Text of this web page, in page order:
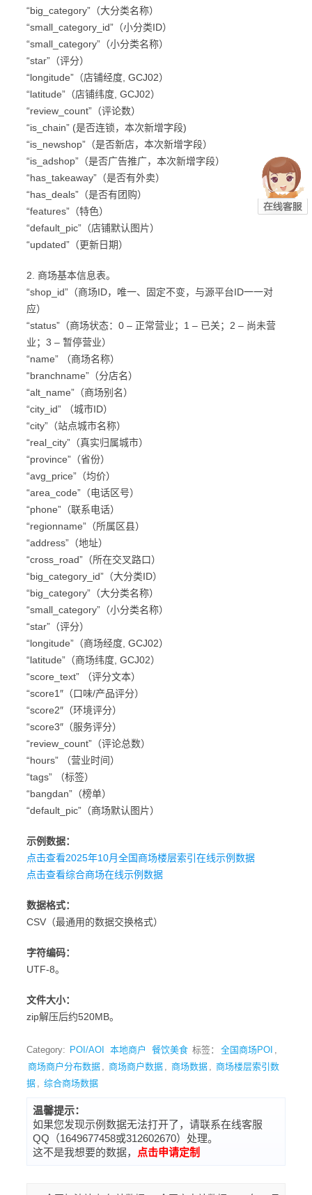
“big_category”（大分类名称）
“small_category_id”（小分类ID）
“small_category”（小分类名称）
“star”（评分）
“longitude”（店铺经度, GCJ02）
“latitude”（店铺纬度, GCJ02）
“review_count”（评论数）
“is_chain” (是否连锁，本次新增字段)
“is_newshop”（是否新店，本次新增字段）
“is_adshop”（是否广告推广，本次新增字段）
“has_takeaway”（是否有外卖）
“has_deals”（是否有团购）
“features”（特色）
“default_pic”（店铺默认图片）
“updated”（更新日期）
2. 商场基本信息表。
“shop_id”（商场ID，唯一、固定不变，与源平台ID一一对
应）
“status”（商场状态：0 – 正常营业；1 – 已关；2 – 尚未营
业；3 – 暂停营业）
“name” （商场名称）
“branchname”（分店名）
“alt_name”（商场别名）
“city_id” （城市ID）
“city”（站点城市名称）
“real_city”（真实归属城市）
“province”（省份）
“avg_price”（均价）
“area_code”（电话区号）
“phone”（联系电话）
“regionname”（所属区县）
“address”（地址）
“cross_road”（所在交叉路口）
“big_category_id”（大分类ID）
“big_category”（大分类名称）
“small_category”（小分类名称）
“star”（评分）
“longitude”（商场经度, GCJ02）
“latitude”（商场纬度, GCJ02）
“score_text” （评分文本）
“score1″（口味/产品评分）
“score2″（环境评分）
“score3″（服务评分）
“review_count”（评论总数）
“hours” （营业时间）
“tags” （标签）
“bangdan”（榜单）
“default_pic”（商场默认图片）
示例数据：
点击查看2025年10月全国商场楼层索引在线示例数据
点击查看综合商场在线示例数据
数据格式：
CSV（最通用的数据交换格式）
字符编码：
UTF-8。
文件大小：
zip解压后约520MB。
Category: POI/AOI 本地商户 餐饮美食 标签： 全国商场POI ,
商场商户分布数据 , 商场商户数据 , 商场数据 , 商场楼层索引数
据 , 综合商场数据
温馨提示：
如果您发现示例数据无法打开了，请联系在线客服
QQ（1649677458或312602670）处理。
这不是我想要的数据，
点击申请定制